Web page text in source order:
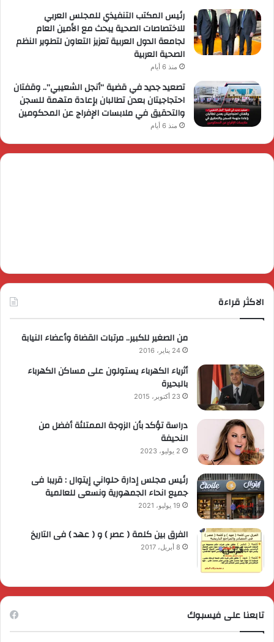
رئيس المكتب التنفيذي للمجلس العربي
للاختصاصات الصحية يبحث مع الأمين العام
لجامعة الدول العربية تعزيز التعاون لتطوير النظم
الصحية العربية
منذ 6 أيام
تصعيد جديد في قضية “أنجل الشعيبي”.. وقفتان
احتجاجيتان بعدن تطالبان بإعادة متهمة للسجن
والتحقيق في ملابسات الإفراج عن المحكومين
منذ 6 أيام
الاكثر قراءة
من الصغير للكبير.. مرتبات القضاة وأعضاء النيابة
24 يناير، 2016
أثرياء الكهرباء يستولون على مساكن الكهرباء
بالبحيرة
23 أكتوبر، 2015
دراسة تؤكد بأن الزوجة الممتلئة أفضل من
النحيفة
2 يوليو، 2023
رئيس مجلس إدارة حلواني إيتوال : قريبا فى
جميع انحاء الجمهورية ونسعى للعالمية
19 يوليو، 2021
الفرق بين كلمة ( عصر ) و ( عهد ) فى التاريخ
8 أبريل، 2017
تابعنا على فيسبوك